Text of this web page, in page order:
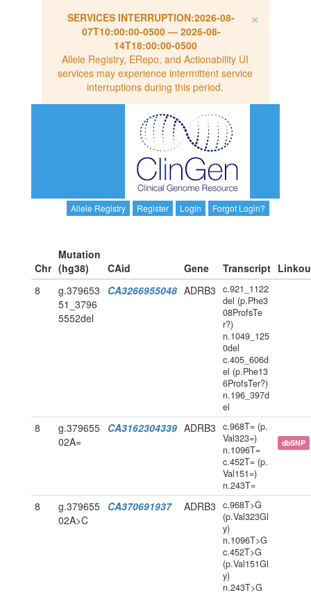
×
SERVICES INTERRUPTION:2026-08-
07T10:00:00-0500— 2026-08-
14T18:00:00-0500
Allele Registry, ERepo, and Actionability UI
services may experience intermittent service
interruptions during this period.
Allele Registry Register Login Forgot Login?
Chr
Mutation
(hg38)
CAid Gene Transcript
8
g.379653
51_3796
5552del
CA3266955048 ADRB3
c.921_1122
del (p.Phe3
08ProfsTe
r?)
n.1049_125
0del
c.405_606d
el (p.Phe13
6ProfsTer?)
n.196_397d
el
8
g.379655
02A=
CA3162304339 ADRB3
c.968T= (p.
Val323=)
n.1096T=
c.452T= (p.
Val151=)
n.243T=
dbSNP
8
g.379655
02A>C
CA370691937 ADRB3
c.968T>G
(p.Val323Gl
y)
n.1096T>G
c.452T>G
(p.Val151Gl
y)
n.243T>G